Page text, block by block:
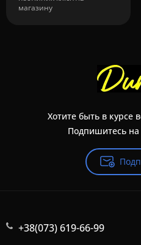
магазину
Хотите быть в курсе
Подпишитесь
+38(073) 619-66-99